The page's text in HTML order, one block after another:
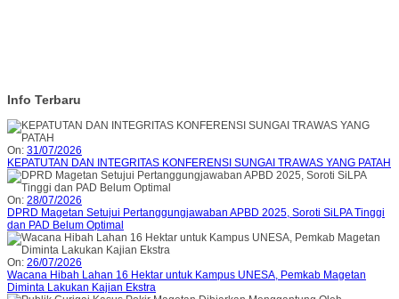
Info Terbaru
On: 31/07/2026
KEPATUTAN DAN INTEGRITAS KONFERENSI SUNGAI TRAWAS YANG PATAH
On: 28/07/2026
DPRD Magetan Setujui Pertanggungjawaban APBD 2025, Soroti SiLPA Tinggi
dan PAD Belum Optimal
On: 26/07/2026
Wacana Hibah Lahan 16 Hektar untuk Kampus UNESA, Pemkab Magetan
Diminta Lakukan Kajian Ekstra